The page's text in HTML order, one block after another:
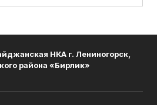
НКА г. Лениногорск,
района «Бирлик»